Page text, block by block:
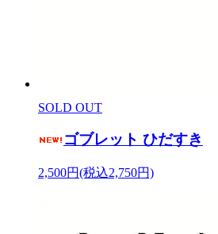
SOLD OUT
ゴブレット ひだすき
2,500円(税込2,750円)